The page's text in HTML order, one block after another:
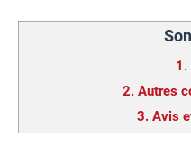
1.
2. Autres
3. Avis